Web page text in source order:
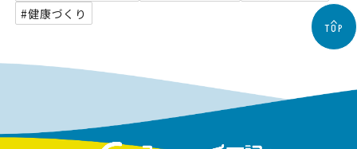
#健康づくり
TOP